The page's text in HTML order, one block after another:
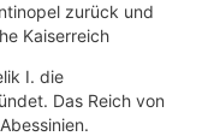
zurück und
Kaiserreich
I. die
Das Reich von